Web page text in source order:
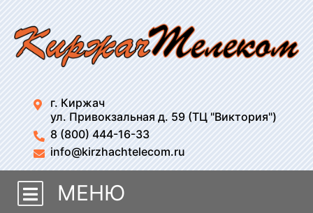
г. Киржач
ул. Привокзальная д. 59 (ТЦ "Виктория")
8 (800) 444-16-33
info@kirzhachtelecom.ru
МЕНЮ